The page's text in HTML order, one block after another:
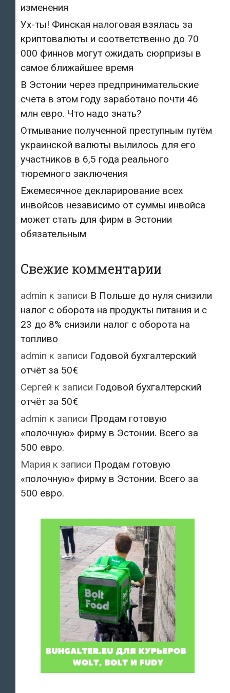
изменения
Ух-ты! Финская налоговая взялась за
криптовалюты и соответственно до 70
000 финнов могут ожидать сюрпризы в
самое ближайшее время
В Эстонии через предпринимательские
счета в этом году заработано почти 46
млн евро. Что надо знать?
Отмывание полученной преступным путём
украинской валюты вылилось для его
участников в 6,5 года реального
тюремного заключения
Ежемесячное декларирование всех
инвойсов независимо от суммы инвойса
может стать для фирм в Эстонии
обязательным
Свежие комментарии
admin к записи В Польше до нуля снизили
налог с оборота на продукты питания и с
23 до 8% снизили налог с оборота на
топливо
admin к записи Годовой бухгалтерский
отчёт за 50€
Сергей к записи Годовой бухгалтерский
отчёт за 50€
admin к записи Продам готовую
«полочную» фирму в Эстонии. Всего за
500 евро.
Мария к записи Продам готовую
«полочную» фирму в Эстонии. Всего за
500 евро.